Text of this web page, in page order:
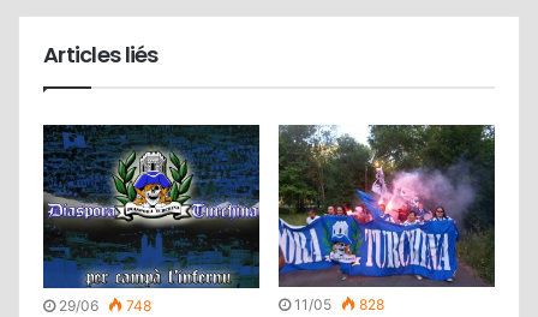
Articles liés
29/06 748 11/05 828